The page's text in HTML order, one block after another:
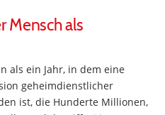
Mensch als
als ein Jahr, in dem eine
geheimdienstlicher
ist, die Hunderte Millionen,